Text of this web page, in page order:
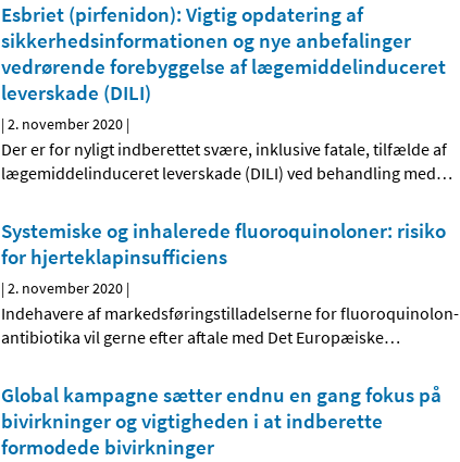
Esbriet (pirfenidon): Vigtig opdatering af
sikkerhedsinformationen og nye anbefalinger
vedrørende forebyggelse af lægemiddelinduceret
leverskade (DILI)
|2. november 2020 |
Der er for nyligt indberettet svære, inklusive fatale, tilfælde af
lægemiddelinduceret leverskade (DILI) ved behandling med…
Systemiske og inhalerede fluoroquinoloner: risiko
for hjerteklapinsufficiens
|2. november 2020 |
Indehavere af markedsføringstilladelserne for fluoroquinolon-
antibiotika vil gerne efter aftale med Det Europæiske…
Global kampagne sætter endnu en gang fokus på
bivirkninger og vigtigheden i at indberette
formodede bivirkninger